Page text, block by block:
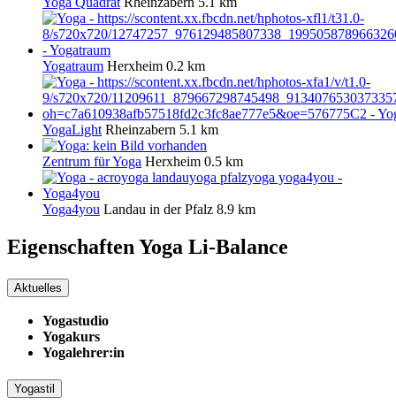
Yogatraum Herxheim 0.2 km
YogaLight Rheinzabern 5.1 km
Zentrum für Yoga Herxheim 0.5 km
Yoga4you Landau in der Pfalz 8.9 km
Eigenschaften Yoga Li-Balance
Aktuelles
Yogastudio
Yogakurs
Yogalehrer:in
Yogastil